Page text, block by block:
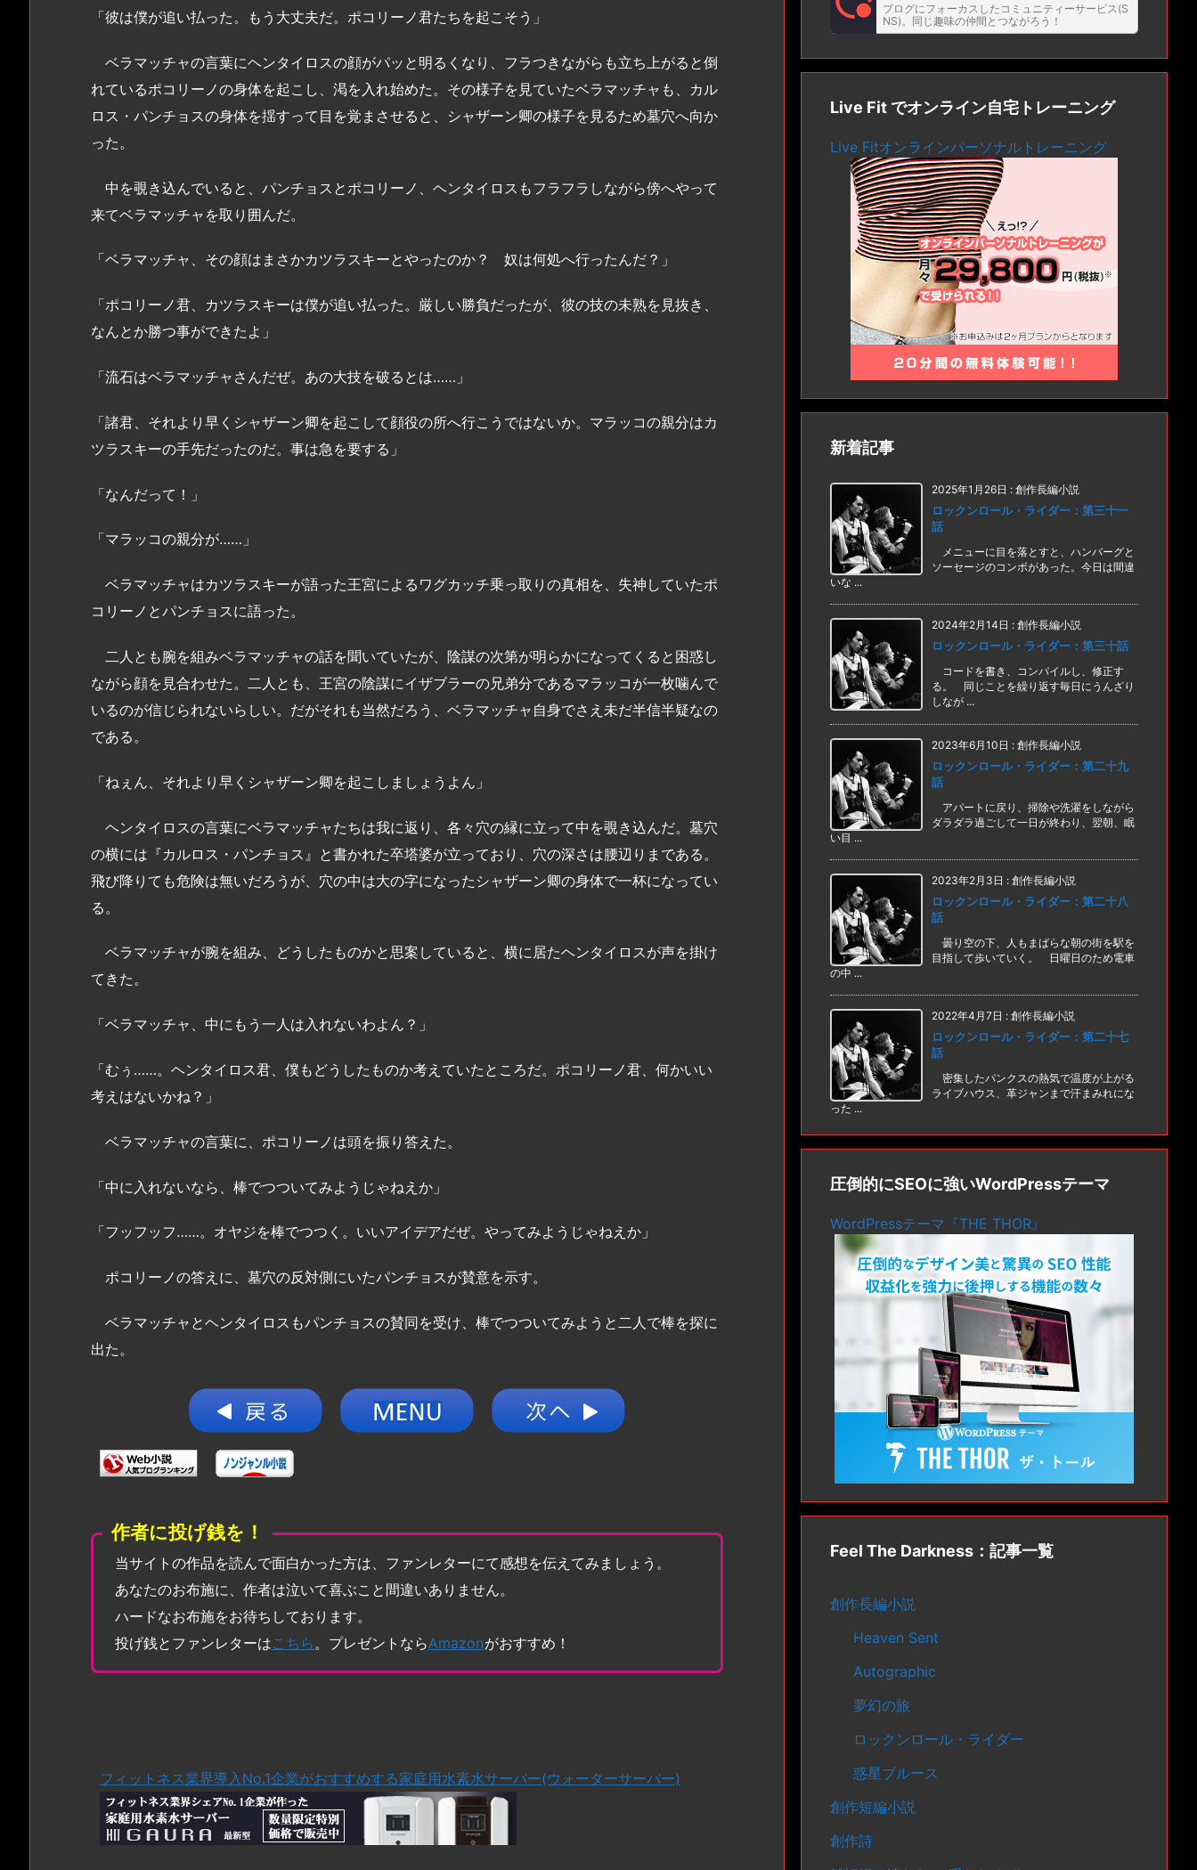
「彼は僕が追い払った。もう大丈夫だ。ポコリーノ君たちを起こそう」
ベラマッチャの言葉にヘンタイロスの顔がパッと明るくなり、フラつきながらも立ち上がると倒
れているポコリーノの身体を起こし、渇を入れ始めた。その様子を見ていたベラマッチャも、カル
ロス・パンチョスの身体を揺すって目を覚まさせると、シャザーン卿の様子を見るため墓穴へ向か
った。
中を覗き込んでいると、パンチョスとポコリーノ、ヘンタイロスもフラフラしながら傍へやって
来てベラマッチャを取り囲んだ。
「ベラマッチャ、その顔はまさかカツラスキーとやったのか？ 奴は何処へ行ったんだ？」
「ポコリーノ君、カツラスキーは僕が追い払った。厳しい勝負だったが、彼の技の未熟を見抜き、
なんとか勝つ事ができたよ」
「流石はベラマッチャさんだぜ。あの大技を破るとは……」
「諸君、それより早くシャザーン卿を起こして顔役の所へ行こうではないか。マラッコの親分はカ
ツラスキーの手先だったのだ。事は急を要する」
「なんだって！」
「マラッコの親分が……」
ベラマッチャはカツラスキーが語った王宮によるワグカッチ乗っ取りの真相を、失神していたポ
コリーノとパンチョスに語った。
二人とも腕を組みベラマッチャの話を聞いていたが、陰謀の次第が明らかになってくると困惑し
ながら顔を見合わせた。二人とも、王宮の陰謀にイザブラーの兄弟分であるマラッコが一枚噛んで
いるのが信じられないらしい。だがそれも当然だろう、ベラマッチャ自身でさえ未だ半信半疑なの
である。
「ねぇん、それより早くシャザーン卿を起こしましょうよん」
ヘンタイロスの言葉にベラマッチャたちは我に返り、各々穴の縁に立って中を覗き込んだ。墓穴
の横には『カルロス・パンチョス』と書かれた卒塔婆が立っており、穴の深さは腰辺りまである。
飛び降りても危険は無いだろうが、穴の中は大の字になったシャザーン卿の身体で一杯になってい
る。
ベラマッチャが腕を組み、どうしたものかと思案していると、横に居たヘンタイロスが声を掛け
てきた。
「ベラマッチャ、中にもう一人は入れないわよん？」
「むぅ……。ヘンタイロス君、僕もどうしたものか考えていたところだ。ポコリーノ君、何かいい
考えはないかね？」
ベラマッチャの言葉に、ポコリーノは頭を振り答えた。
「中に入れないなら、棒でつついてみようじゃねえか」
「フッフッフ……。オヤジを棒でつつく。いいアイデアだぜ。やってみようじゃねえか」
ポコリーノの答えに、墓穴の反対側にいたパンチョスが賛意を示す。
ベラマッチャとヘンタイロスもパンチョスの賛同を受け、棒でつついてみようと二人で棒を探に
出た。
作者に投げ銭を！
当サイトの作品を読んで面白かった方は、ファンレターにて感想を伝えてみましょう。
あなたのお布施に、作者は泣いて喜ぶこと間違いありません。
ハードなお布施をお待ちしております。
投げ銭とファンレターはこちら 。プレゼントならAmazonがおすすめ！
フィットネス業界導入No.1企業がおすすめする家庭用水素水サーバー(ウォーターサーバー)
ブログにフォーカスしたコミュニティーサービス(S
NS)。同じ趣味の仲間とつながろう！
Live Fit でオンライン自宅トレーニング
Live Fitオンラインパーソナルトレーニング
新着記事
2025年1月26日 : 創作長編小説
ロックンロール・ライダー：第三十一
話
メニューに目を落とすと、ハンバーグと
ソーセージのコンボがあった。今日は間違
いな ...
2024年2月14日 : 創作長編小説
ロックンロール・ライダー：第三十話
コードを書き、コンパイルし、修正す
る。 同じことを繰り返す毎日にうんざり
しなが ...
2023年6月10日 : 創作長編小説
ロックンロール・ライダー：第二十九
話
アパートに戻り、掃除や洗濯をしながら
ダラダラ過ごして一日が終わり、翌朝、眠
い目 ...
2023年2月3日 : 創作長編小説
ロックンロール・ライダー：第二十八
話
曇り空の下、人もまばらな朝の街を駅を
目指して歩いていく。 日曜日のため電車
の中 ...
2022年4月7日 : 創作長編小説
ロックンロール・ライダー：第二十七
話
密集したパンクスの熱気で温度が上がる
ライブハウス、革ジャンまで汗まみれにな
った ...
圧倒的にSEOに強いWordPressテーマ
WordPressテーマ『THE THOR』
Feel The Darkness：記事一覧
創作長編小説
Heaven Sent
Autographic
夢幻の旅
ロックンロール・ライダー
惑星ブルース
創作短編小説
創作詩